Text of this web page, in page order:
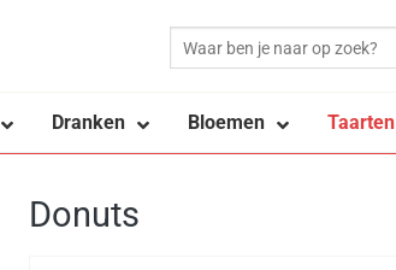
Zoeken
Dranken Bloemen Taarten
Donuts